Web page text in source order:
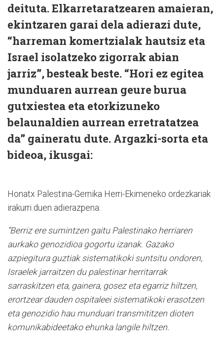
deituta. Elkarretaratzearen amaieran,
ekintzaren garai dela adierazi dute,
“harreman komertzialak hautsiz eta
Israel isolatzeko zigorrak abian
jarriz”, besteak beste. “Hori ez egitea
munduaren aurrean geure burua
gutxiestea eta etorkizuneko
belaunaldien aurrean erretratatzea
da” gaineratu dute. Argazki-sorta eta
bideoa, ikusgai:
Honatx Palestina-Gernika Herri-Ekimeneko ordezkariak
irakurri duen adierazpena:
“Berriz ere sumintzen gaitu Palestinako herriaren
aurkako genozidioa gogortu izanak. Gazako
azpiegitura guztiak sistematikoki suntsitu ondoren,
Israelek jarraitzen du palestinar herritarrak
sarraskitzen eta, gainera, gosez eta egarriz hiltzen,
erortzear dauden ospitaleei sistematikoki erasotzen
eta genozidio hau munduari transmititzen dioten
komunikabideetako ehunka langile hiltzen.